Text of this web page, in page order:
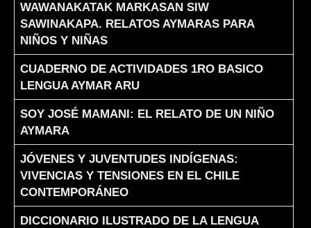
WAWANAKATAK MARKASAN SIW
SAWINAKAPA. RELATOS AYMARAS PARA
NIÑOS Y NIÑAS
CUADERNO DE ACTIVIDADES 1RO BASICO
LENGUA AYMAR ARU
SOY JOSÉ MAMANI: EL RELATO DE UN NIÑO
AYMARA
JÓVENES Y JUVENTUDES INDÍGENAS:
VIVENCIAS Y TENSIONES EN EL CHILE
CONTEMPORÁNEO
DICCIONARIO ILUSTRADO DE LA LENGUA